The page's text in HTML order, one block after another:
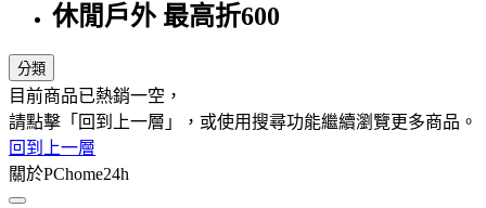
休閒戶外 最高折600
分類
目前商品已熱銷一空，
請點擊「回到上一層」，或使用搜尋功能繼續瀏覽更多商品。
回到上一層
關於PChome24h